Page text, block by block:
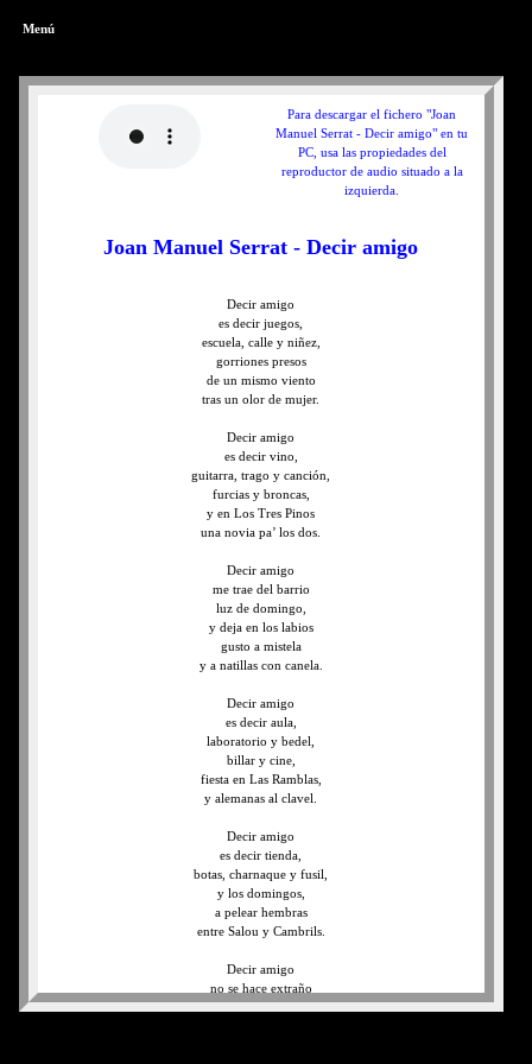
Menú
Para descargar el fichero "Joan
Manuel Serrat - Decir amigo" en tu
PC, usa las propiedades del
reproductor de audio situado a la
izquierda.
Joan Manuel Serrat - Decir amigo
Decir amigo
es decir juegos,
escuela, calle y niñez,
gorriones presos
de un mismo viento
tras un olor de mujer.
Decir amigo
es decir vino,
guitarra, trago y canción,
furcias y broncas,
y en Los Tres Pinos
una novia pa’ los dos.
Decir amigo
me trae del barrio
luz de domingo,
y deja en los labios
gusto a mistela
y a natillas con canela.
Decir amigo
es decir aula,
laboratorio y bedel,
billar y cine,
fiesta en Las Ramblas,
y alemanas al clavel.
Decir amigo
es decir tienda,
botas, charnaque y fusil,
y los domingos,
a pelear hembras
entre Salou y Cambrils.
Decir amigo
no se hace extraño
cuando se tiene